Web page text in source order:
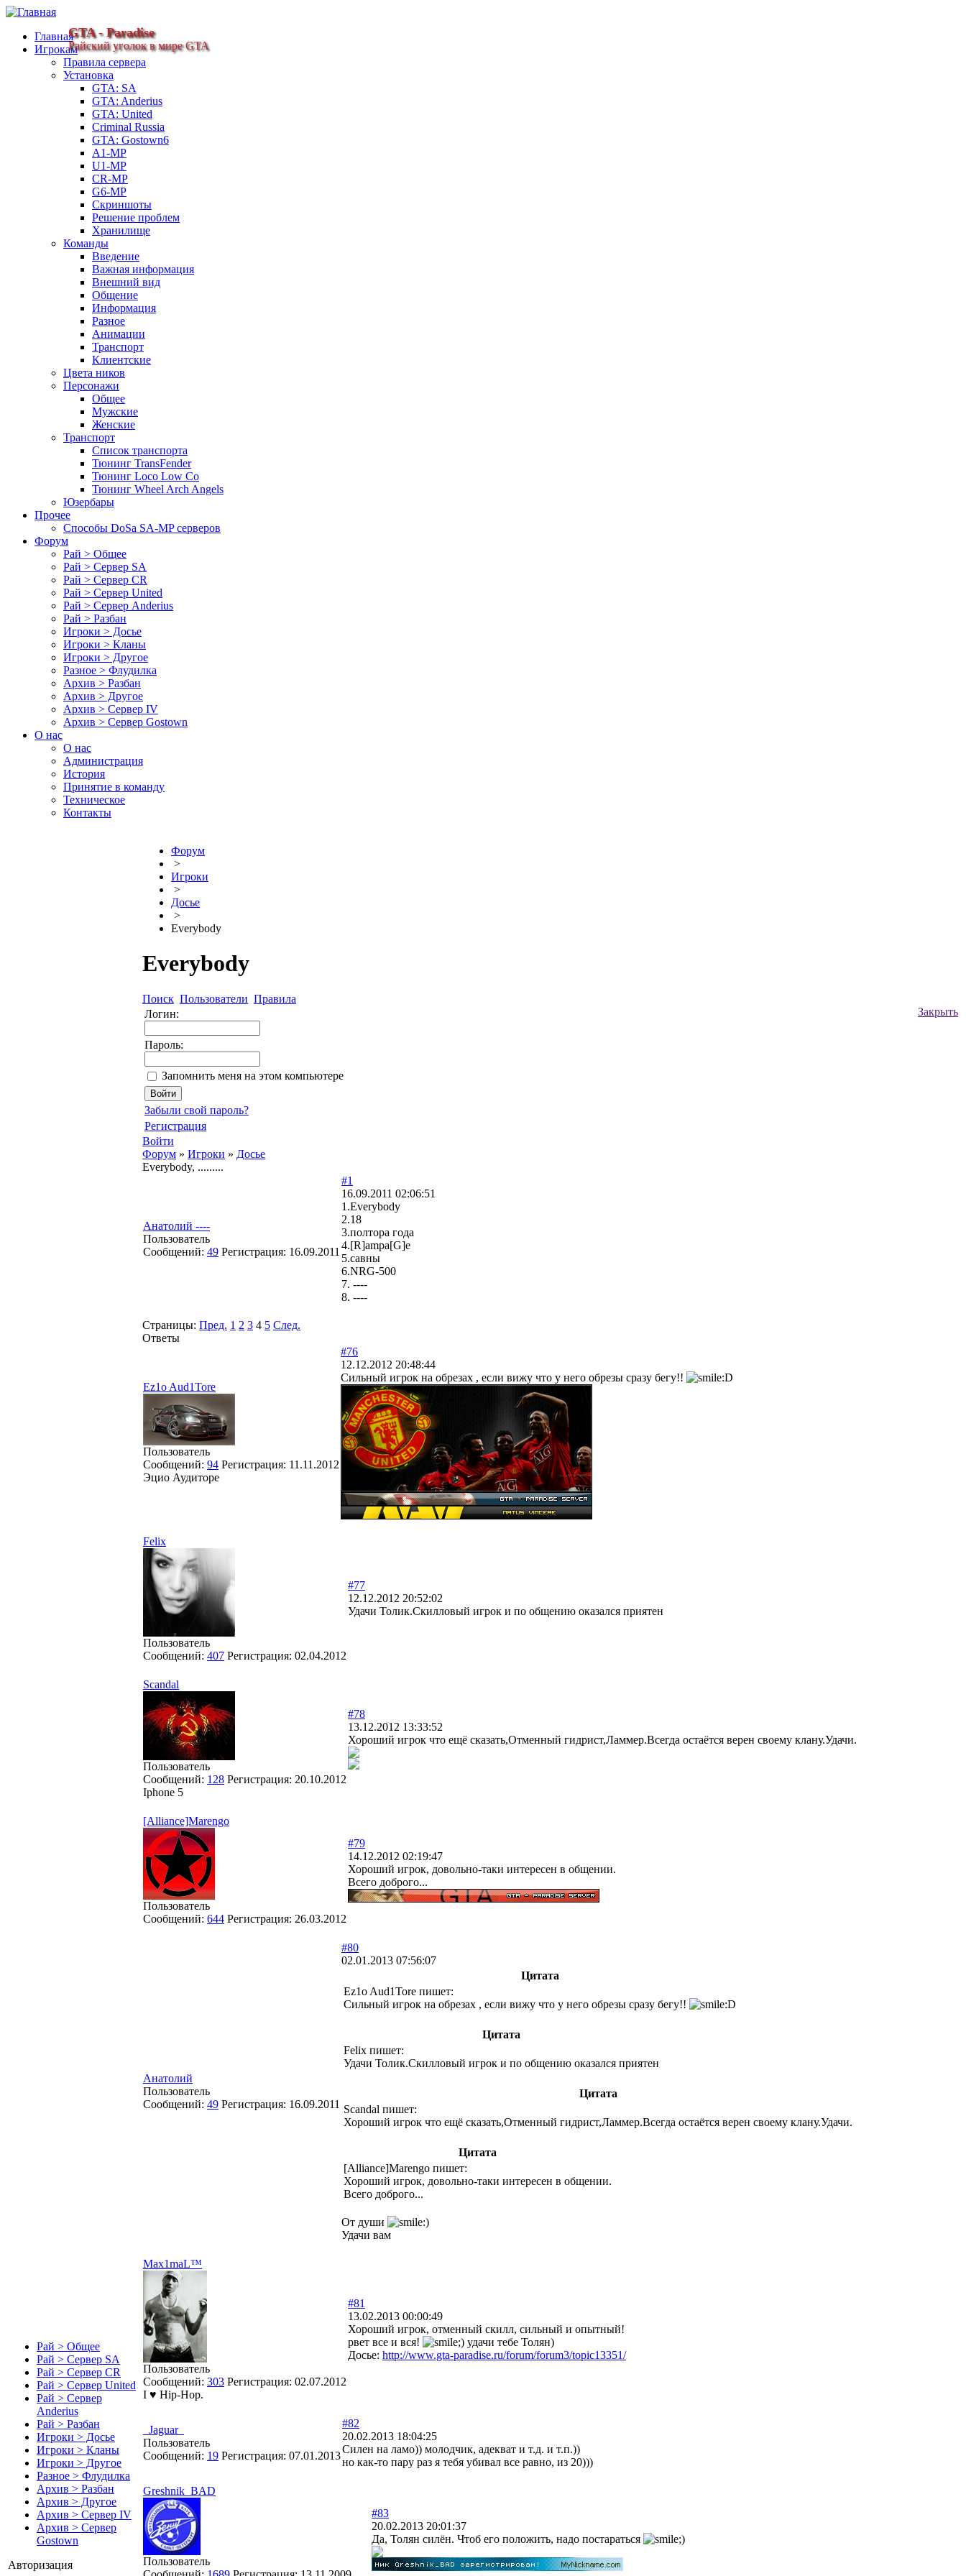
GTA - Paradise
Райский уголок в мире GTA
Главная
Игрокам
Правила сервера
Установка
GTA: SA
GTA: Anderius
GTA: United
Criminal Russia
GTA: Gostown6
A1-MP
U1-MP
CR-MP
G6-MP
Скриншоты
Решение проблем
Хранилище
Команды
Введение
Важная информация
Внешний вид
Общение
Информация
Разное
Анимации
Транспорт
Клиентские
Цвета ников
Персонажи
Общее
Мужские
Женские
Транспорт
Список транспорта
Тюнинг TransFender
Тюнинг Loco Low Co
Тюнинг Wheel Arch Angels
Юзербары
Прочее
Cпособы DoSа SA-MP серверов
Форум
Рай > Общее
Рай > Сервер SA
Рай > Сервер CR
Рай > Сервер United
Рай > Сервер Anderius
Рай > Разбан
Игроки > Досье
Игроки > Кланы
Игроки > Другое
Разное > Флудилка
Архив > Разбан
Архив > Другое
Архив > Сервер IV
Архив > Сервер Gostown
О нас
О нас
Администрация
История
Принятие в команду
Техническое
Контакты
Рай > Общее
Рай > Сервер SA
Рай > Сервер CR
Рай > Сервер United
Рай > Сервер
Anderius
Рай > Разбан
Игроки > Досье
Игроки > Кланы
Игроки > Другое
Разное > Флудилка
Архив > Разбан
Архив > Другое
Архив > Сервер IV
Архив > Сервер
Gostown
Авторизация
Форум
>
Игроки
>
Досье
>
Everybody
Everybody
Поиск Пользователи Правила
Закрыть
Логин:
Пароль:
Запомнить меня на этом компьютере
Забыли свой пароль?
Регистрация
Войти
Форум » Игроки » Досье
Everybody, .........
Анатолий ----
Пользователь
Сообщений: 49 Регистрация: 16.09.2011
#1
16.09.2011 02:06:51
1.Everybody
2.18
3.полтора года
4.[R]ampa[G]e
5.савны
6.NRG-500
7. ----
8. ----
Страницы: Пред. 1 2 3 4 5 След.
Ответы
Ez1o Aud1Tore
Пользователь
Сообщений: 94 Регистрация: 11.11.2012
Эцио Аудиторе
#76
12.12.2012 20:48:44
Сильный игрок на обрезах , если вижу что у него обрезы сразу бегу!!
Felix
Пользователь
Сообщений: 407 Регистрация: 02.04.2012
#77
12.12.2012 20:52:02
Удачи Толик.Скилловый игрок и по общению оказался приятен
Scandal
Пользователь
Сообщений: 128 Регистрация: 20.10.2012
Iphone 5
#78
13.12.2012 13:33:52
Хороший игрок что ещё сказать,Отменный гидрист,Ламмер.Всегда остаётся верен своему клану.Удачи.
[Alliance]Marengo
Пользователь
Сообщений: 644 Регистрация: 26.03.2012
#79
14.12.2012 02:19:47
Хороший игрок, довольно-таки интересен в общении.
Всего доброго...
Анатолий
Пользователь
Сообщений: 49 Регистрация: 16.09.2011
#80
02.01.2013 07:56:07
Цитата
Ez1o Aud1Tore пишет:
Сильный игрок на обрезах , если вижу что у него обрезы сразу бегу!!
Цитата
Felix пишет:
Удачи Толик.Скилловый игрок и по общению оказался приятен
Цитата
Scandal пишет:
Хороший игрок что ещё сказать,Отменный гидрист,Ламмер.Всегда остаётся верен своему клану.Удачи.
Цитата
[Alliance]Marengo пишет:
Хороший игрок, довольно-таки интересен в общении.
Всего доброго...
От души
Удачи вам
Max1maL™
Пользователь
Сообщений: 303 Регистрация: 02.07.2012
I ♥ Hip-Hop.
#81
13.02.2013 00:00:49
Хороший игрок, отменный скилл, сильный и опытный!
рвет все и вся!
удачи тебе Толян)
Досье: http://www.gta-paradise.ru/forum/forum3/topic13351/
_Jaguar_
Пользователь
Сообщений: 19 Регистрация: 07.01.2013
#82
20.02.2013 18:04:25
Силен на ламо)) молодчик, адекват и т.д. и т.п.))
но как-то пару раз я тебя убивал все равно, из 20)))
Greshnik_BAD
Пользователь
#83
20.02.2013 20:01:37
Да, Толян силён. Чтоб его положить, надо постараться